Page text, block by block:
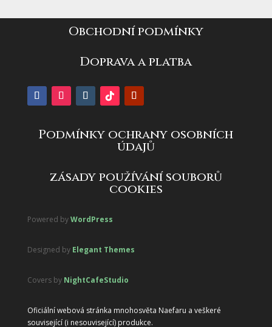
Obchodní podmínky
Doprava a platba
Podmínky ochrany osobních
údajů
zásady používání souborů
cookies
Powered byWordPress
Designed by Elegant Themes
Covers by NightCafeStudio
Oficiální webová stránka mnohosvěta Naefaru a veškeré
související (i nesouvisející) produkce.